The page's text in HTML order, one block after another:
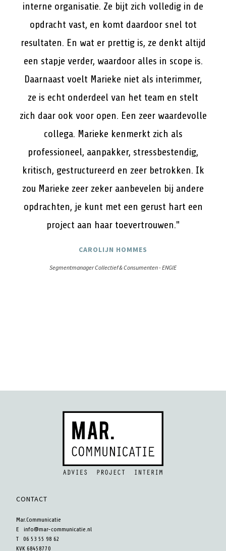
interne organisatie. Ze bijt zich volledig in de
opdracht vast, en komt daardoor snel tot
resultaten. En wat er prettig is, ze denkt altijd
een stapje verder, waardoor alles in scope is.
Daarnaast voelt Marieke niet als interimmer,
ze is echt onderdeel van het team en stelt
zich daar ook voor open. Een zeer waardevolle
collega. Marieke kenmerkt zich als
professioneel, aanpakker, stressbestendig,
kritisch, gestructureerd en zeer betrokken. Ik
zou Marieke zeer zeker aanbevelen bij andere
opdrachten, je kunt met een gerust hart een
project aan haar toevertrouwen."
CAROLIJN HOMMES
Segmentmanager Collectief & Consumenten - ENGIE
CONTACT
Mar.Communicatie
Einfo@mar-communicatie.nl
T 06 53 55 98 62
KVK 68458770